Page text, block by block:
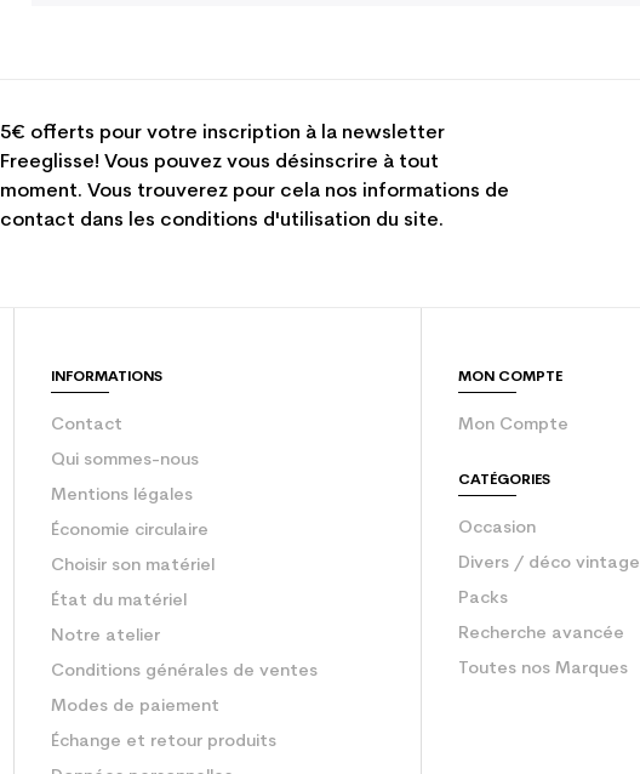
5€ offerts pour votre inscription à la newsletter
Freeglisse! Vous pouvez vous désinscrire à tout
moment. Vous trouverez pour cela nos informations de
contact dans les conditions d'utilisation du site.
INFORMATIONS
Contact
Qui sommes-nous
Mentions légales
Économie circulaire
Choisir son matériel
État du matériel
Notre atelier
Conditions générales de ventes
Modes de paiement
Échange et retour produits
MON COMPTE
Mon Compte
CATÉGORIES
Occasion
Divers / déco vintage
Packs
Recherche avancée
Toutes nos Marques